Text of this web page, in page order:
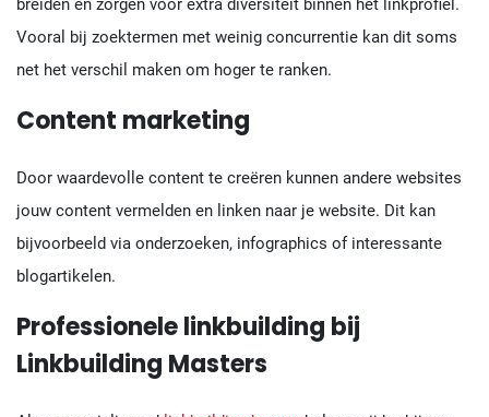
breiden en zorgen voor extra diversiteit binnen het linkprofiel.
Vooral bij zoektermen met weinig concurrentie kan dit soms
net het verschil maken om hoger te ranken.
Content marketing
Door waardevolle content te creëren kunnen andere websites
jouw content vermelden en linken naar je website. Dit kan
bijvoorbeeld via onderzoeken, infographics of interessante
blogartikelen.
Professionele linkbuilding bij
Linkbuilding Masters